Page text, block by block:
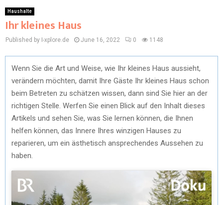
Haushalte
Ihr kleines Haus
Published by I-xplore.de June 16, 2022 0 1148
Wenn Sie die Art und Weise, wie Ihr kleines Haus aussieht,
verändern möchten, damit Ihre Gäste Ihr kleines Haus schon
beim Betreten zu schätzen wissen, dann sind Sie hier an der
richtigen Stelle. Werfen Sie einen Blick auf den Inhalt dieses
Artikels und sehen Sie, was Sie lernen können, die Ihnen
helfen können, das Innere Ihres winzigen Hauses zu
reparieren, um ein ästhetisch ansprechendes Aussehen zu
haben.